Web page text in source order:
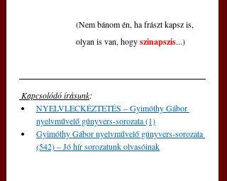
(Nem bánom én, ha frászt kapsz is,
olyan is van, hogy szinapszis...)
Kapcsolódó írásunk:
NYELVLECKÉZTETÉS – Gyimóthy Gábor
nyelvművelő gúnyvers-sorozata (1)
Gyimóthy Gábor nyelvművelő gúnyvers-sorozata
(542) – Jó hír sorozatunk olvasóinak